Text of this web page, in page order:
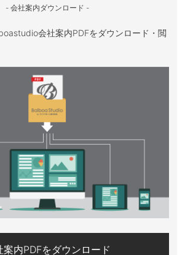
- 会社案内ダウンロード -
会社案内PDFをダウンロード・閲
案内PDFをダウンロード